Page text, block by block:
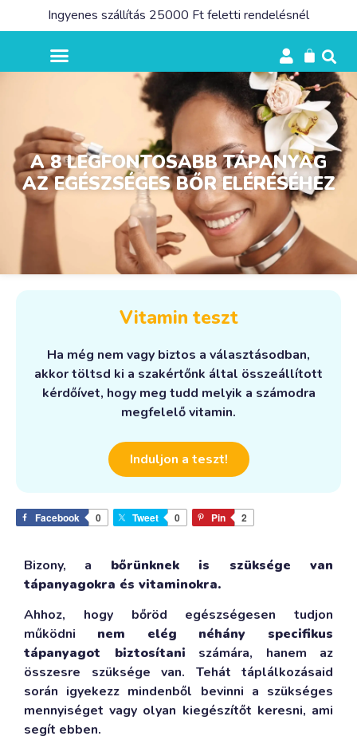
Ingyenes szállítás 25000 Ft feletti rendelésnél
A 8 LEGFONTOSABB TÁPANYAG
AZ EGÉSZSÉGES BŐR ELÉRÉSÉHEZ
Vitamin teszt
Ha még nem vagy biztos a választásodban,
akkor töltsd ki a szakértőnk által összeállított
kérdőívet, hogy meg tudd melyik a számodra
megfelelő vitamin.
Induljon a teszt!
Facebook 0 Tweet 0 Pin 2
Bizony, a bőrünknek is szüksége van
tápanyagokra és vitaminokra.
Ahhoz, hogy bőröd egészségesen tudjon
működni nem elég néhány specifikus
tápanyagot biztosítani számára, hanem az
összesre szüksége van. Tehát táplálkozásaid
során igyekezz mindenből bevinni a szükséges
mennyiséget vagy olyan kiegészítőt keresni, ami
segít ebben.